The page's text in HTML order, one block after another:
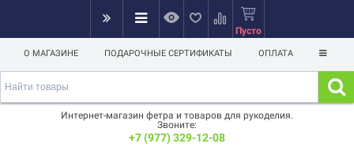
Пусто
О МАГАЗИНЕ ПОДАРОЧНЫЕ СЕРТИФИКАТЫ ОПЛАТА
Интернет-магазин фетра и товаров для рукоделия.
Звоните:
+7 (977) 329-12-08